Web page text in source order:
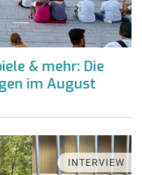
& mehr: Die
im August
INTERVIEW